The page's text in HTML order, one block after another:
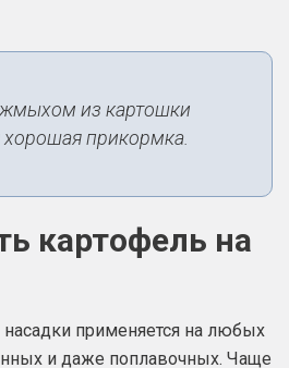
из картошки
хорошая прикормка.
картофель на
применяется на любых
и даже поплавочных. Чаще